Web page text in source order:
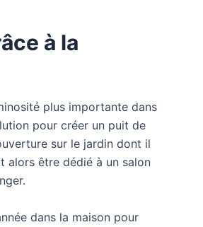
à la
plus importante dans
pour créer un puit de
sur le jardin dont il
alors être dédié à un salon
dans la maison pour